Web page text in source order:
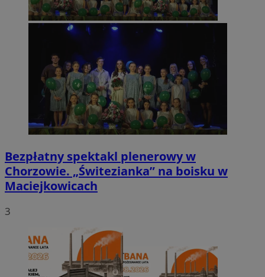
Bezpłatny spektakl plenerowy w
Chorzowie. „Świtezianka” na boisku w
Maciejkowicach
3